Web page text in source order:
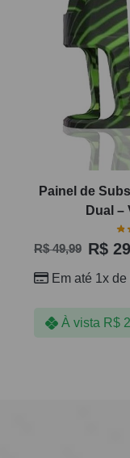
Painel de
Dual –
R$49,99 R$
Em até 1x de
À vista R$